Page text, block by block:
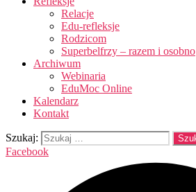
Relacje
Edu-refleksje
Rodzicom
Superbelfrzy – razem i osobno
Archiwum
Webinaria
EduMoc Online
Kalendarz
Kontakt
Szukaj:
Facebook